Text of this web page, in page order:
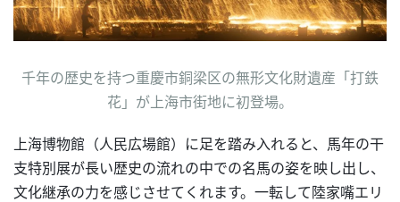
千年の歴史を持つ重慶市銅梁区の無形文化財遺産「打鉄
花」が上海市街地に初登場。
上海博物館（人民広場館）に足を踏み入れると、馬年の干
支特別展が長い歴史の流れの中での名馬の姿を映し出し、
文化継承の力を感じさせてくれます。一転して陸家嘴エリ